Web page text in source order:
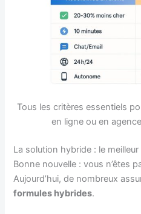
Tous les critères essentiels
en ligne ou en
La solution hybride : le
Bonne nouvelle : vous n’êtes
Aujourd’hui, de nombreux
formules hybrides.